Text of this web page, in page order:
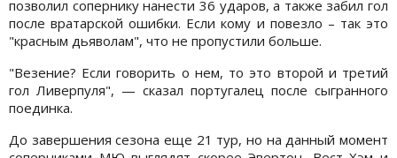
позволил сопернику нанести 36 ударов, а также забил гол
после вратарской ошибки. Если кому и повезло – так это
"красным дьяволам", что не пропустили больше.
"Везение? Если говорить о нем, то это второй и третий
гол Ливерпуля", — сказал португалец после сыгранного
поединка.
До завершения сезона еще 21 тур, но на данный момент